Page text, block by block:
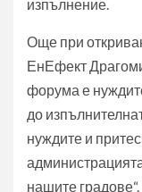
изпълнение.
Още при
ЕнЕфект
форума е
до
нуждите и
нашите